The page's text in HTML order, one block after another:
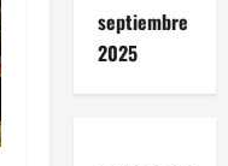
septiembre
2025